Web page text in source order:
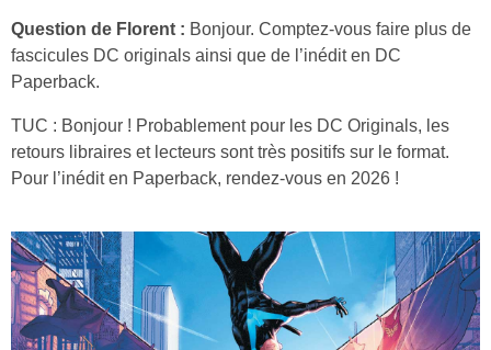
Question de Florent : Bonjour. Comptez-vous faire plus de
fascicules DC originals ainsi que de l’inédit en DC
Paperback.
TUC : Bonjour ! Probablement pour les DC Originals, les
retours libraires et lecteurs sont très positifs sur le format.
Pour l’inédit en Paperback, rendez-vous en 2026 !